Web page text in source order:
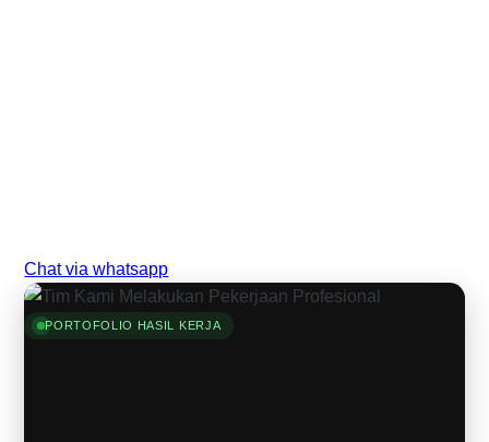
Chat via whatsapp
PORTOFOLIO HASIL KERJA